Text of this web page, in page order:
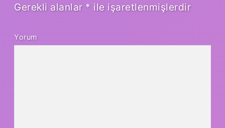
Gerekli alanlar * ile işaretlenmişlerdir
Yorum